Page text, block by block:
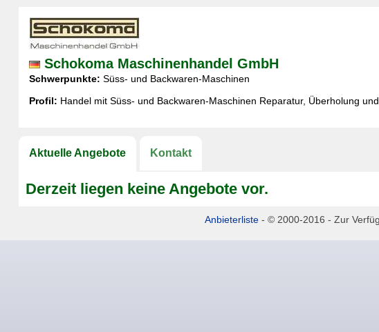
Schokoma Maschinenhandel GmbH
Schwerpunkte: Süss- und Backwaren-Maschinen
Profil: Handel mit Süss- und Backwaren-Maschinen Reparatur, Überholung
Aktuelle Angebote Kontakt
Derzeit liegen keine Angebote vor.
Anbieterliste- © 2000-2016 - Zur